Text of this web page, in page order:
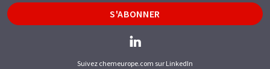
S'ABONNER
Suivez chemeurope.com sur LinkedIn